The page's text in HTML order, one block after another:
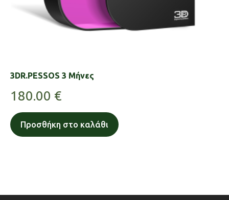
3DR.PESSOS 3 Μήνες
180.00 €
Προσθήκη στο καλάθι